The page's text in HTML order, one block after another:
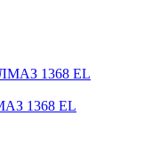
1368 EL